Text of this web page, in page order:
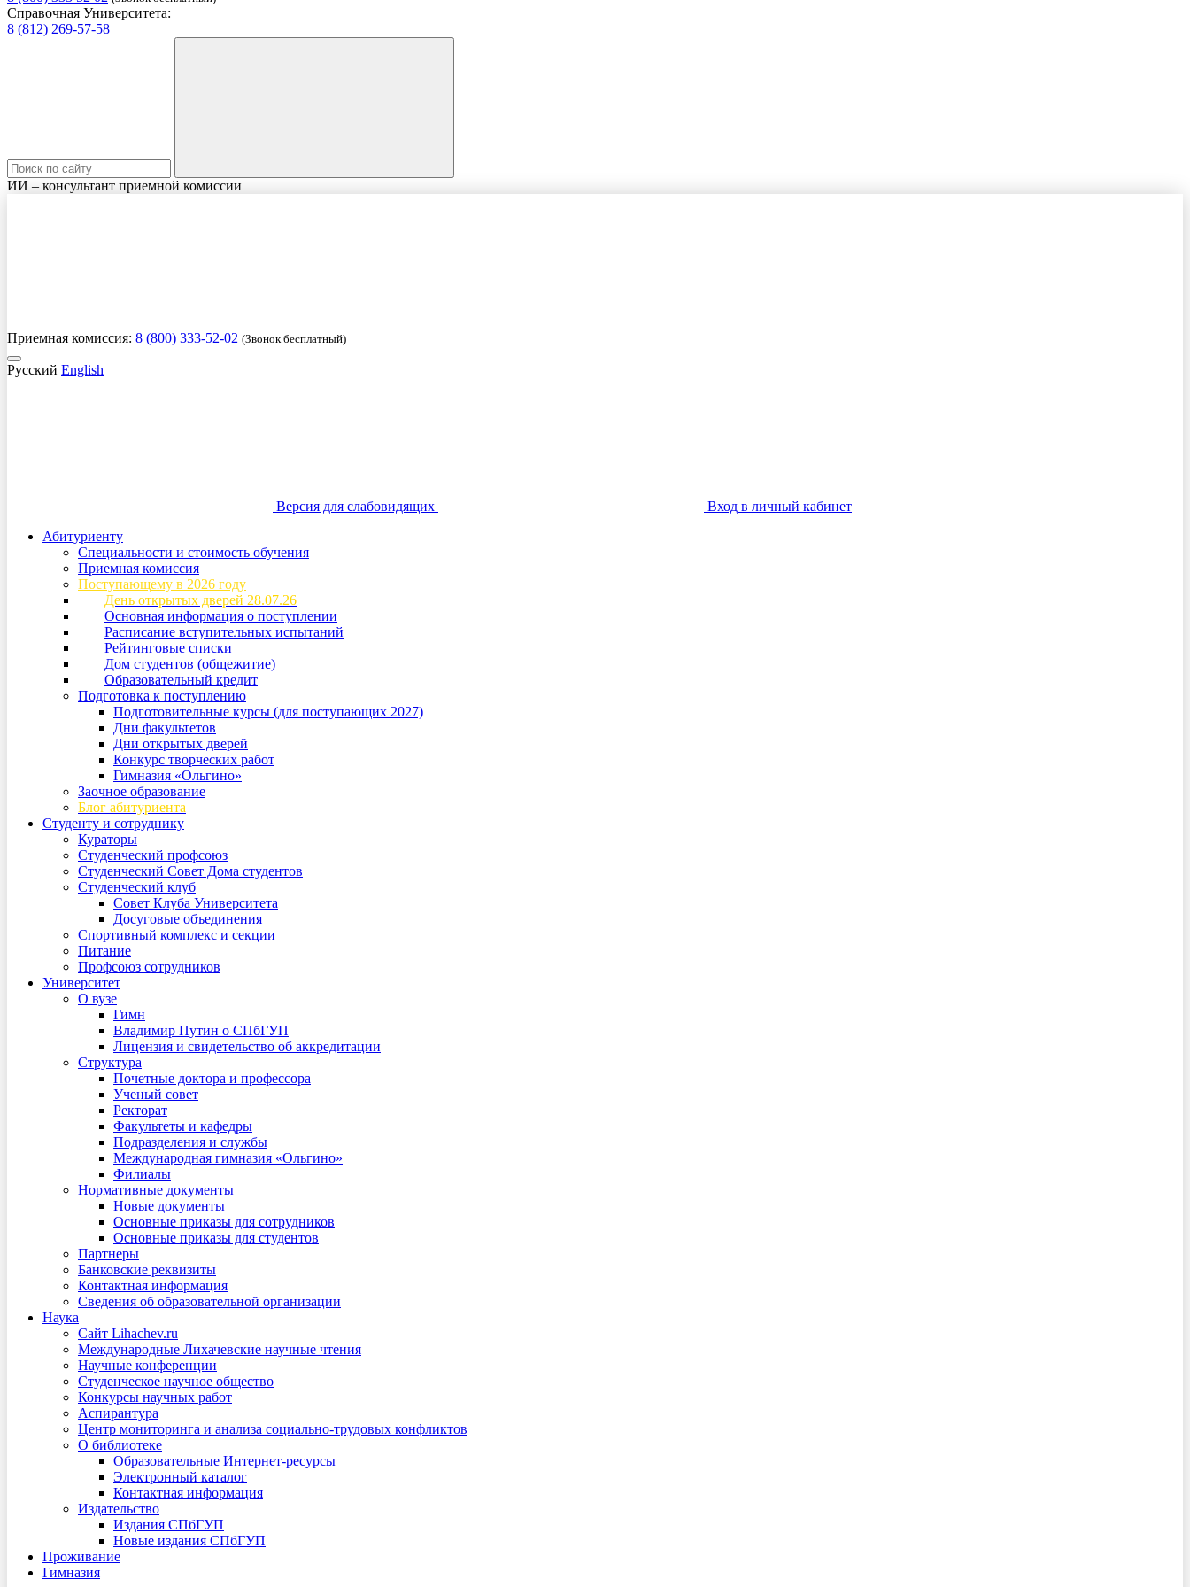
Справочная Университета:
8 (812) 269-57-58
ИИ – консультант приемной комиссии
Приемная комиссия: 8 (800) 333-52-02 (Звонок бесплатный)
Русский English
Версия для слабовидящих
Вход в личный кабинет
Абитуриенту
Специальности и стоимость обучения
Приемная комиссия
Поступающему в 2026 году
День открытых дверей 28.07.26
Основная информация о поступлении
Расписание вступительных испытаний
Рейтинговые списки
Дом студентов (общежитие)
Образовательный кредит
Подготовка к поступлению
Подготовительные курсы (для поступающих 2027)
Дни факультетов
Дни открытых дверей
Конкурс творческих работ
Гимназия «Ольгино»
Заочное образование
Блог абитуриента
Студенту и сотруднику
Кураторы
Студенческий профсоюз
Студенческий Совет Дома студентов
Студенческий клуб
Совет Клуба Университета
Досуговые объединения
Спортивный комплекс и секции
Питание
Профсоюз сотрудников
Университет
О вузе
Гимн
Владимир Путин о СПбГУП
Лицензия и свидетельство об аккредитации
Структура
Почетные доктора и профессора
Ученый совет
Ректорат
Факультеты и кафедры
Подразделения и службы
Международная гимназия «Ольгино»
Филиалы
Нормативные документы
Новые документы
Основные приказы для сотрудников
Основные приказы для студентов
Партнеры
Банковские реквизиты
Контактная информация
Сведения об образовательной организации
Наука
Сайт Lihachev.ru
Международные Лихачевские научные чтения
Научные конференции
Студенческое научное общество
Конкурсы научных работ
Аспирантура
Центр мониторинга и анализа социально-трудовых конфликтов
О библиотеке
Образовательные Интернет-ресурсы
Электронный каталог
Контактная информация
Издательство
Издания СПбГУП
Новые издания СПбГУП
Проживание
Гимназия